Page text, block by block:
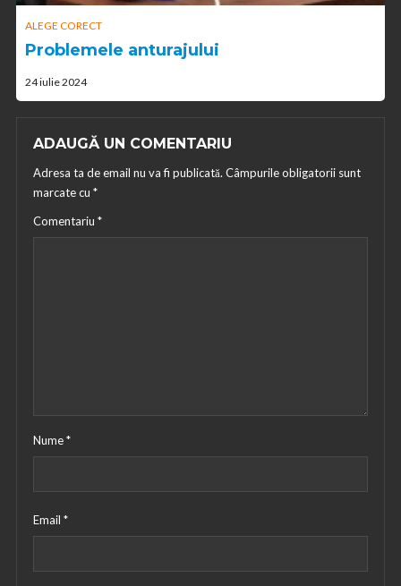
ALEGE CORECT
Problemele anturajului
24 iulie 2024
ADAUGĂ UN COMENTARIU
Adresa ta de email nu va fi publicată. Câmpurile obligatorii sunt
marcate cu *
Comentariu *
Nume*
Email *